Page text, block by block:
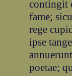
contingit
fame;
rege
ipse
poetae;